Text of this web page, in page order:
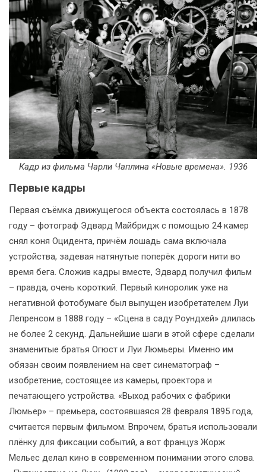
Кадр из фильма Чарли Чаплина «Новые времена». 1936
Первые кадры
Первая съёмка движущегося объекта состоялась в 1878
году – фотограф Эдвард Майбридж с помощью 24 камер
снял коня Оцидента, причём лошадь сама включала
устройства, задевая натянутые поперёк дороги нити во
время бега. Сложив кадры вместе, Эдвард получил фильм
– правда, очень короткий. Первый киноролик уже на
негативной фотобумаге был выпущен изобретателем Луи
Лепренсом в 1888 году – «Сцена в саду Роундхей» длилась
не более 2 секунд. Дальнейшие шаги в этой сфере сделали
знаменитые братья Огюст и Луи Люмьеры. Именно им
обязан своим появлением на свет синематограф –
изобретение, состоящее из камеры, проектора и
печатающего устройства. «Выход рабочих с фабрики
Люмьер» – премьера, состоявшаяся 28 февраля 1895 года,
считается первым фильмом. Впрочем, братья использовали
плёнку для фиксации событий, а вот француз Жорж
Мельес делал кино в современном понимании этого слова.